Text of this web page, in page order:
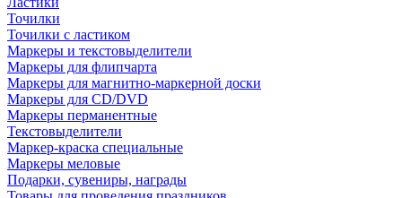
Точилки
Точилки с ластиком
Маркеры и текстовыделители
Маркеры для флипчарта
Маркеры для магнитно-маркерной доски
Маркеры для CD/DVD
Маркеры перманентные
Текстовыделители
Маркер-краска специальные
Маркеры меловые
Подарки, сувениры, награды